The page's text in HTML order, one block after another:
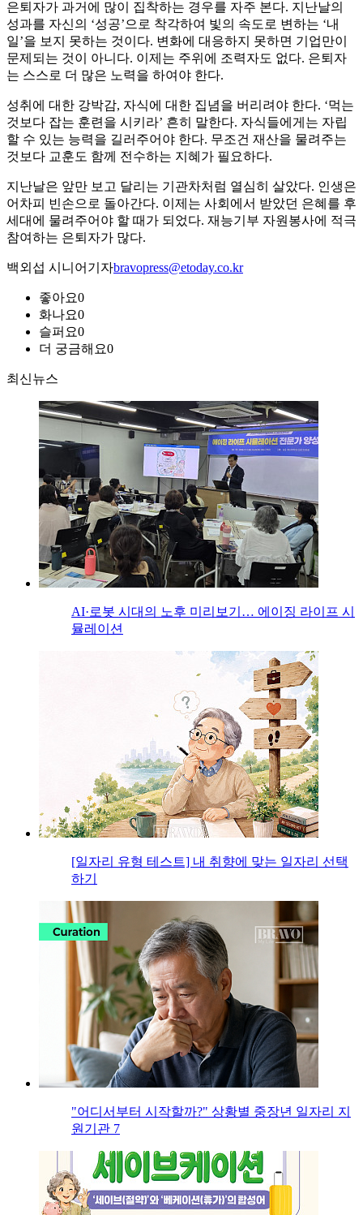
은퇴자가 과거에 많이 집착하는 경우를 자주 본다. 지난날의
성과를 자신의 ‘성공’으로 착각하여 빛의 속도로 변하는 ‘내
일’을 보지 못하는 것이다. 변화에 대응하지 못하면 기업만이
문제되는 것이 아니다. 이제는 주위에 조력자도 없다. 은퇴자
는 스스로 더 많은 노력을 하여야 한다.
성취에 대한 강박감, 자식에 대한 집념을 버리려야 한다. ‘먹는
것보다 잡는 훈련을 시키라’ 흔히 말한다. 자식들에게는 자립
할 수 있는 능력을 길러주어야 한다. 무조건 재산을 물려주는
것보다 교훈도 함께 전수하는 지혜가 필요하다.
지난날은 앞만 보고 달리는 기관차처럼 열심히 살았다. 인생은
어차피 빈손으로 돌아간다. 이제는 사회에서 받았던 은혜를 후
세대에 물려주어야 할 때가 되었다. 재능기부 자원봉사에 적극
참여하는 은퇴자가 많다.
백외섭 시니어기자bravopress@etoday.co.kr
좋아요0
화나요0
슬퍼요0
더 궁금해요0
최신뉴스
AI·로봇 시대의 노후 미리보기… 에이징 라이프 시
뮬레이션
[일자리 유형 테스트] 내 취향에 맞는 일자리 선택
하기
"어디서부터 시작할까?" 상황별 중장년 일자리 지
원기관 7